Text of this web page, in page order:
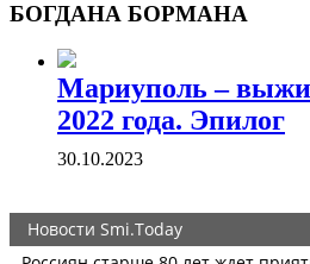
БОГДАНА БОРМАНА
Мариуполь –
2022 года. Эпилог
30.10.2023